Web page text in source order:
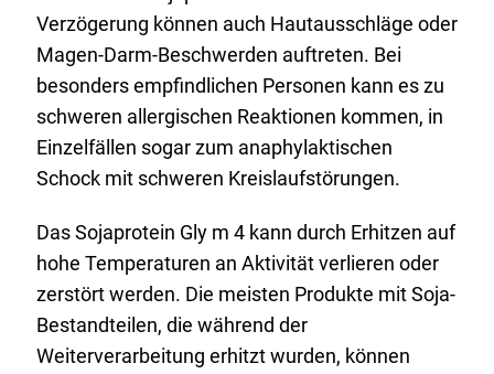
Verzögerung können auch Hautausschläge oder
Magen-Darm-Beschwerden auftreten. Bei
besonders empfindlichen Personen kann es zu
schweren allergischen Reaktionen kommen, in
Einzelfällen sogar zum anaphylaktischen
Schock mit schweren Kreislaufstörungen.
Das Sojaprotein Gly m 4 kann durch Erhitzen auf
hohe Temperaturen an Aktivität verlieren oder
zerstört werden. Die meisten Produkte mit Soja-
Bestandteilen, die während der
Weiterverarbeitung erhitzt wurden, können